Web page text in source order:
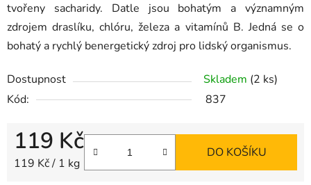
tvořeny sacharidy. Datle jsou bohatým a významným
zdrojem draslíku, chlóru, železa a vitamínů B. Jedná se o
bohatý a rychlý benergetický zdroj pro lidský organismus.
Dostupnost Skladem (2 ks)
Kód:
837
119 Kč
Měrná cena:
119 Kč / 1 kg
DO KOŠÍKU